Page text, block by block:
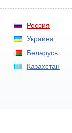
Россия
Украина
Беларусь
Казахстан